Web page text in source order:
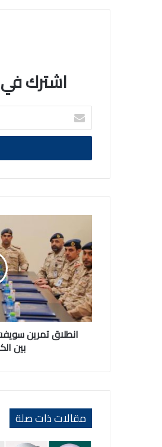
اشترك في
اكتب
بريدك
الالكتروني
سويفت
فالكون
الجوي
المشترك
بين
الكويت
وفرنسا
انطلاق تمرين
بين
مقالات ذات صلة